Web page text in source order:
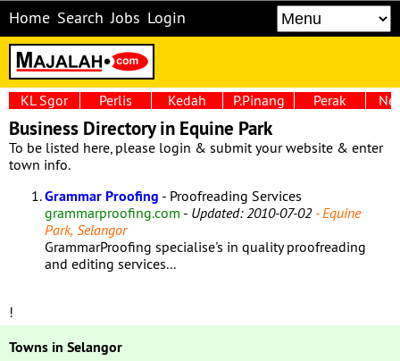
Home Search Jobs Login
KL Sgor Perlis Kedah P.Pinang Perak
Business Directory in Equine Park
To be listed here, please login & submit your website & enter
town info.
Grammar Proofing - Proofreading Services
grammarproofing.com - Updated: 2010-07-02- Equine
Park, Selangor
GrammarProofing specialise's in quality proofreading
and editing services...
!
Towns in Selangor